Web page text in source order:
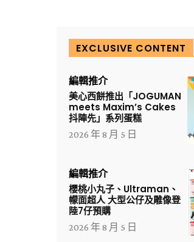
EXCLUSIVE CONTENT
編輯推介
美心西餅推出「JOGUMAN
meets Maxim’s Cakes
抖陣先」系列蛋糕
2026 年 8 月 5 日
編輯推介
櫻桃小丸子、Ultraman、
幪面超人 大型公仔及雕像登
陸7仔預購
2026 年 8 月 5 日